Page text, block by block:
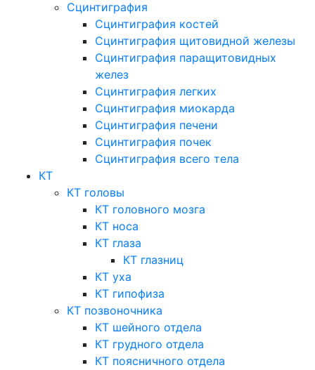
Сцинтиграфия
Сцинтиграфия костей
Сцинтиграфия щитовидной железы
Сцинтиграфия паращитовидных
желез
Сцинтиграфия легких
Сцинтиграфия миокарда
Сцинтиграфия печени
Сцинтиграфия почек
Сцинтиграфия всего тела
КТ
КТ головы
КТ головного мозга
КТ носа
КТ глаза
КТ глазниц
КТ уха
КТ гипофиза
КТ позвоночника
КТ шейного отдела
КТ грудного отдела
КТ поясничного отдела